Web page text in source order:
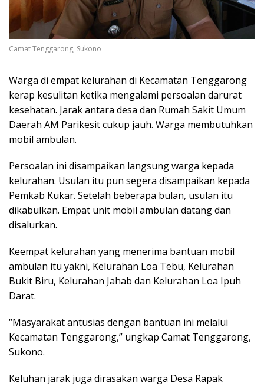
Camat Tenggarong, Sukono
Warga di empat kelurahan di Kecamatan Tenggarong
kerap kesulitan ketika mengalami persoalan darurat
kesehatan. Jarak antara desa dan Rumah Sakit Umum
Daerah AM Parikesit cukup jauh. Warga membutuhkan
mobil ambulan.
Persoalan ini disampaikan langsung warga kepada
kelurahan. Usulan itu pun segera disampaikan kepada
Pemkab Kukar. Setelah beberapa bulan, usulan itu
dikabulkan. Empat unit mobil ambulan datang dan
disalurkan.
Keempat kelurahan yang menerima bantuan mobil
ambulan itu yakni, Kelurahan Loa Tebu, Kelurahan
Bukit Biru, Kelurahan Jahab dan Kelurahan Loa Ipuh
Darat.
“Masyarakat antusias dengan bantuan ini melalui
Kecamatan Tenggarong,” ungkap Camat Tenggarong,
Sukono.
Keluhan jarak juga dirasakan warga Desa Rapak